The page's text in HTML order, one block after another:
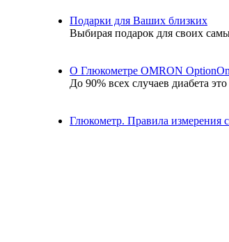
Подарки для Ваших близких
Выбирая подарок для своих
О Глюкометре OMRON
До 90% всех случаев диабета
Глюкометр. Правила измерения